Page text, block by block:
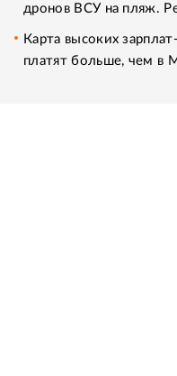
дронов ВСУ на пляж.
Карта высоких
платят больше, чем в